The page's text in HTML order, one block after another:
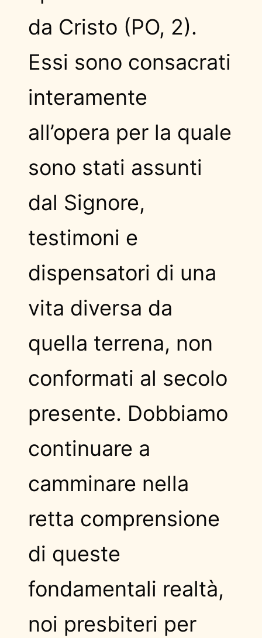
da Cristo (PO, 2).
Essi sono consacrati
interamente
all’opera per la quale
sono stati assunti
dal Signore,
testimoni e
dispensatori di una
vita diversa da
quella terrena, non
conformati al secolo
presente. Dobbiamo
continuare a
camminare nella
retta comprensione
di queste
fondamentali realtà,
noi presbiteri per